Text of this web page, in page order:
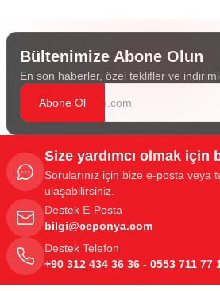
Bültenimize Abone Olun
En son haberler, özel teklifler ve
Abone Ol
Size yardımcı olmak için
Sorularınız için bize e-posta veya
ulaşabilirsiniz.
Destek E-Posta
bilgi@ceponya.com
Destek Telefon
+90 312 434 36 36 - 0553 711 77